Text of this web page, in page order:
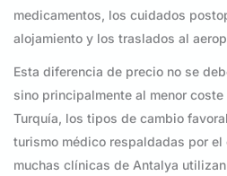
medicamentos, los cuidados
alojamiento y los traslados al
Esta diferencia de precio no se
sino principalmente al menor
Turquía, los tipos de cambio
turismo médico respaldadas por el
muchas clínicas de Antalya